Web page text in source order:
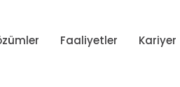
Faaliyetler Kariyer